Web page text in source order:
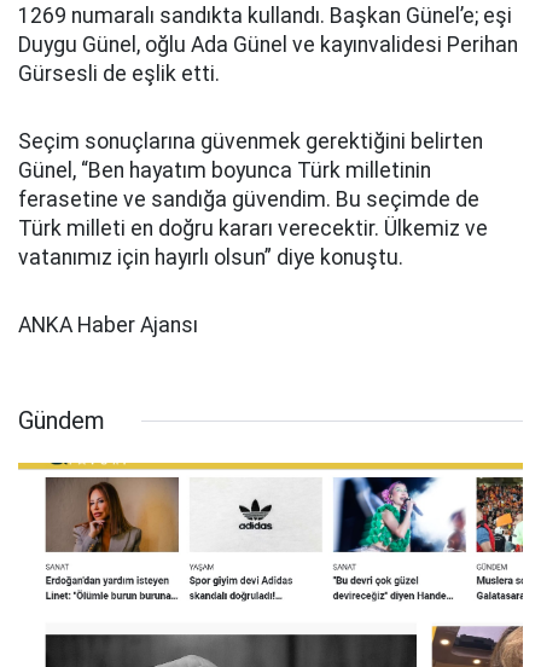
1269 numaralı sandıkta kullandı. Başkan Günel’e; eşi
Duygu Günel, oğlu Ada Günel ve kayınvalidesi Perihan
Gürsesli de eşlik etti.
Seçim sonuçlarına güvenmek gerektiğini belirten
Günel, “Ben hayatım boyunca Türk milletinin
ferasetine ve sandığa güvendim. Bu seçimde de
Türk milleti en doğru kararı verecektir. Ülkemiz ve
vatanımız için hayırlı olsun” diye konuştu.
ANKA Haber Ajansı
Gündem